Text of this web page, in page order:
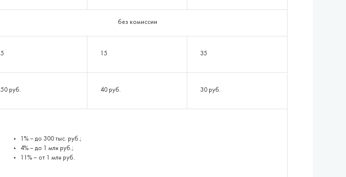
без комиссии
5 15 35
50 руб. 40 руб. 30 руб.
1% – до 300 тыс. руб.;
4% – до 1 млн руб.;
11% – от 1 млн руб.